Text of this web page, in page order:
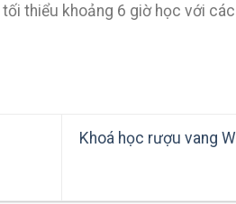
thiểu khoảng 6 giờ học với
Khoá học rượu vang